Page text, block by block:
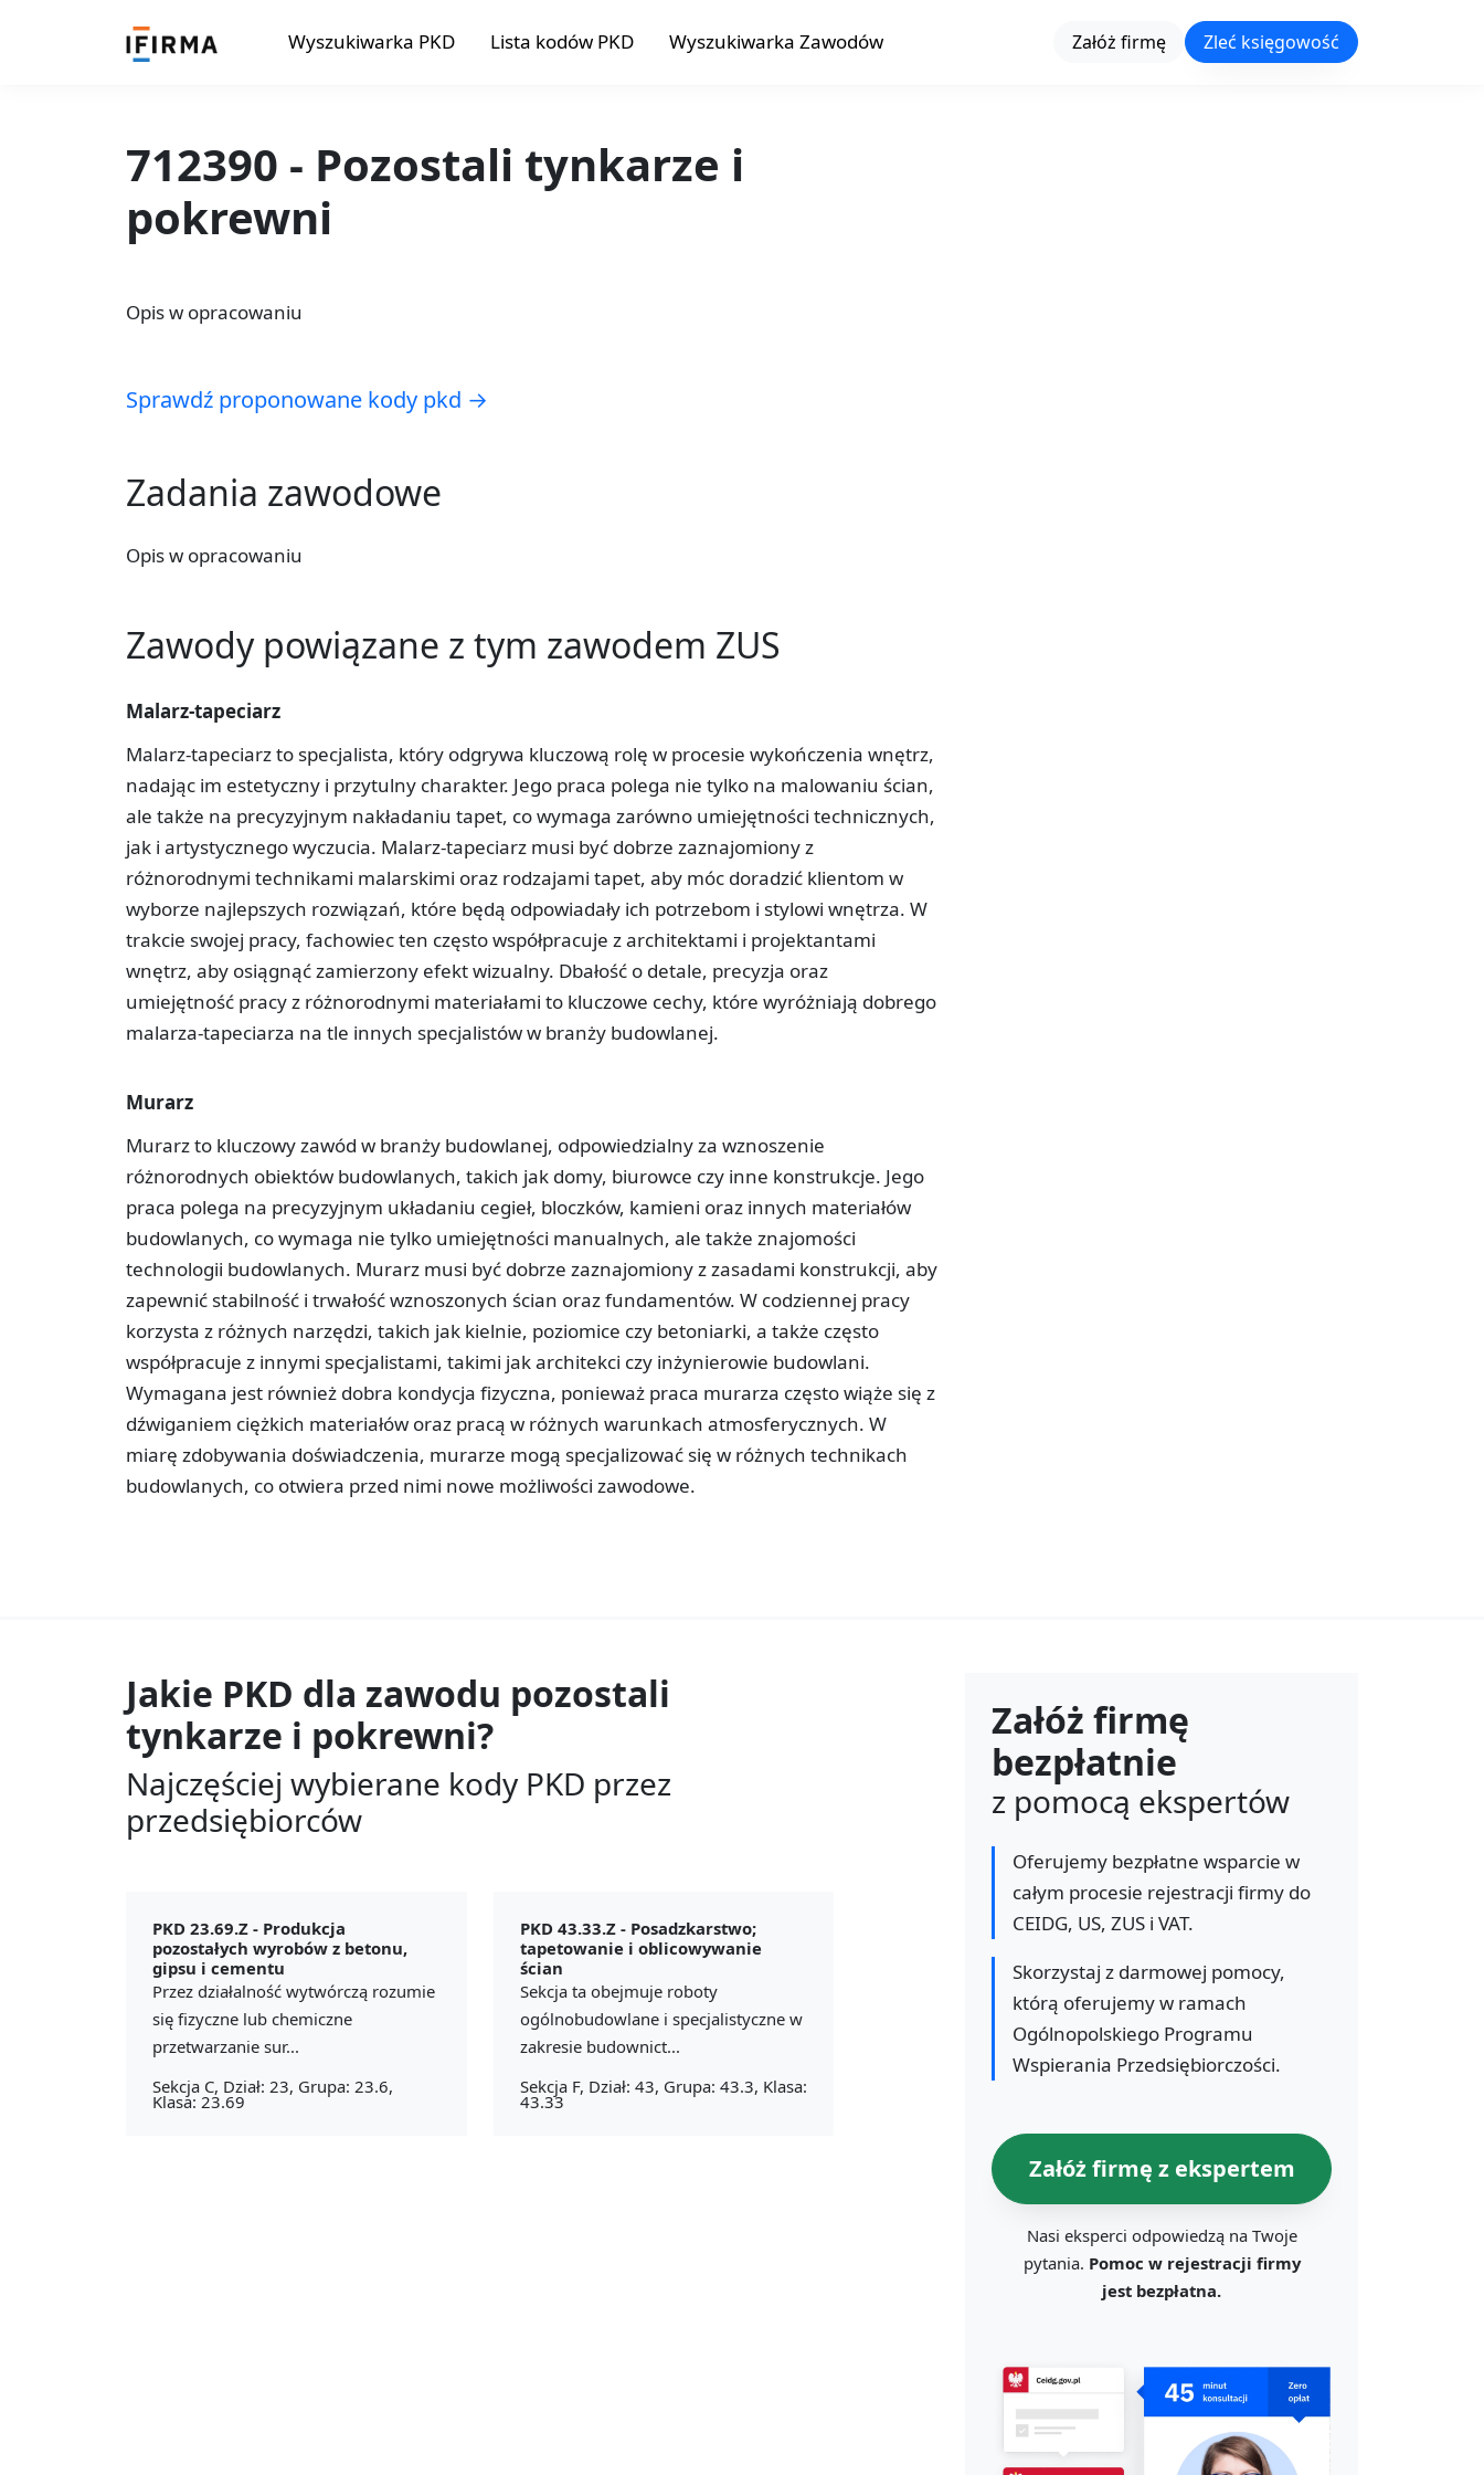
Wyszukiwarka PKD Lista kodów PKD Wyszukiwarka Zawodów Załóż firmę Zleć księgowość
712390 - Pozostali tynkarze i
pokrewni
Opis w opracowaniu
Sprawdź proponowane kody pkd →
Zadania zawodowe
Opis w opracowaniu
Zawody powiązane z tym zawodem ZUS
Malarz-tapeciarz
Malarz-tapeciarz to specjalista, który odgrywa kluczową rolę w procesie wykończenia wnętrz,
nadając im estetyczny i przytulny charakter. Jego praca polega nie tylko na malowaniu ścian,
ale także na precyzyjnym nakładaniu tapet, co wymaga zarówno umiejętności technicznych,
jak i artystycznego wyczucia. Malarz-tapeciarz musi być dobrze zaznajomiony z
różnorodnymi technikami malarskimi oraz rodzajami tapet, aby móc doradzić klientom w
wyborze najlepszych rozwiązań, które będą odpowiadały ich potrzebom i stylowi wnętrza. W
trakcie swojej pracy, fachowiec ten często współpracuje z architektami i projektantami
wnętrz, aby osiągnąć zamierzony efekt wizualny. Dbałość o detale, precyzja oraz
umiejętność pracy z różnorodnymi materiałami to kluczowe cechy, które wyróżniają dobrego
malarza-tapeciarza na tle innych specjalistów w branży budowlanej.
Murarz
Murarz to kluczowy zawód w branży budowlanej, odpowiedzialny za wznoszenie
różnorodnych obiektów budowlanych, takich jak domy, biurowce czy inne konstrukcje. Jego
praca polega na precyzyjnym układaniu cegieł, bloczków, kamieni oraz innych materiałów
budowlanych, co wymaga nie tylko umiejętności manualnych, ale także znajomości
technologii budowlanych. Murarz musi być dobrze zaznajomiony z zasadami konstrukcji, aby
zapewnić stabilność i trwałość wznoszonych ścian oraz fundamentów. W codziennej pracy
korzysta z różnych narzędzi, takich jak kielnie, poziomice czy betoniarki, a także często
współpracuje z innymi specjalistami, takimi jak architekci czy inżynierowie budowlani.
Wymagana jest również dobra kondycja fizyczna, ponieważ praca murarza często wiąże się z
dźwiganiem ciężkich materiałów oraz pracą w różnych warunkach atmosferycznych. W
miarę zdobywania doświadczenia, murarze mogą specjalizować się w różnych technikach
budowlanych, co otwiera przed nimi nowe możliwości zawodowe.
Jakie PKD dla zawodu pozostali
tynkarze i pokrewni?
Najczęściej wybierane kody PKD przez
przedsiębiorców
PKD 23.69.Z - Produkcja
pozostałych wyrobów z betonu,
gipsu i cementu
Przez działalność wytwórczą rozumie
się fizyczne lub chemiczne
przetwarzanie sur...
Sekcja C, Dział: 23, Grupa: 23.6,
Klasa: 23.69
PKD 43.33.Z - Posadzkarstwo;
tapetowanie i oblicowywanie
ścian
Sekcja ta obejmuje roboty
ogólnobudowlane i specjalistyczne w
zakresie budownict...
Sekcja F, Dział: 43, Grupa: 43.3, Klasa:
43.33
Załóż firmę
bezpłatnie
z pomocą ekspertów
Oferujemy bezpłatne wsparcie w
całym procesie rejestracji firmy do
CEIDG, US, ZUS i VAT.
Skorzystaj z darmowej pomocy,
którą oferujemy w ramach
Ogólnopolskiego Programu
Wspierania Przedsiębiorczości.
Załóż firmę z ekspertem
Nasi eksperci odpowiedzą na Twoje
pytania. Pomoc w rejestracji firmy
jest bezpłatna.